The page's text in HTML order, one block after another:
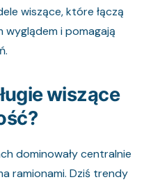
wiszące, które łączą
wyglądem i pomagają
wiszące
dominowały centralnie
ramionami. Dziś trendy